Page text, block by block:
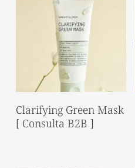
Read More
Clarifying Green Mask
[ Consulta B2B ]